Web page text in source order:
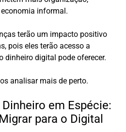
informal.
terão um impacto positivo
pois eles terão acesso a
dinheiro digital pode oferecer.
analisar mais de perto.
em Espécie:
para o Digital